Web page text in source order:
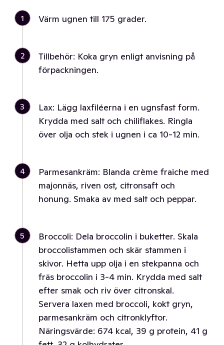
1 Värm ugnen till 175 grader.
2
Tillbehör: Koka gryn enligt anvisning på
förpackningen.
3
Lax: Lägg laxfiléerna i en ugnsfast form.
Krydda med salt och chiliflakes. Ringla
över olja och stek i ugnen i ca 10-12 min.
4
Parmesankräm: Blanda crème fraiche med
majonnäs, riven ost, citronsaft och
honung. Smaka av med salt och peppar.
5
Broccoli: Dela broccolin i buketter. Skala
broccolistammen och skär stammen i
skivor. Hetta upp olja i en stekpanna och
fräs broccolin i 3-4 min. Krydda med salt
efter smak och riv över citronskal.
Servera laxen med broccoli, kokt gryn,
parmesankräm och citronklyftor.
Näringsvärde: 674 kcal, 39 g protein, 41 g